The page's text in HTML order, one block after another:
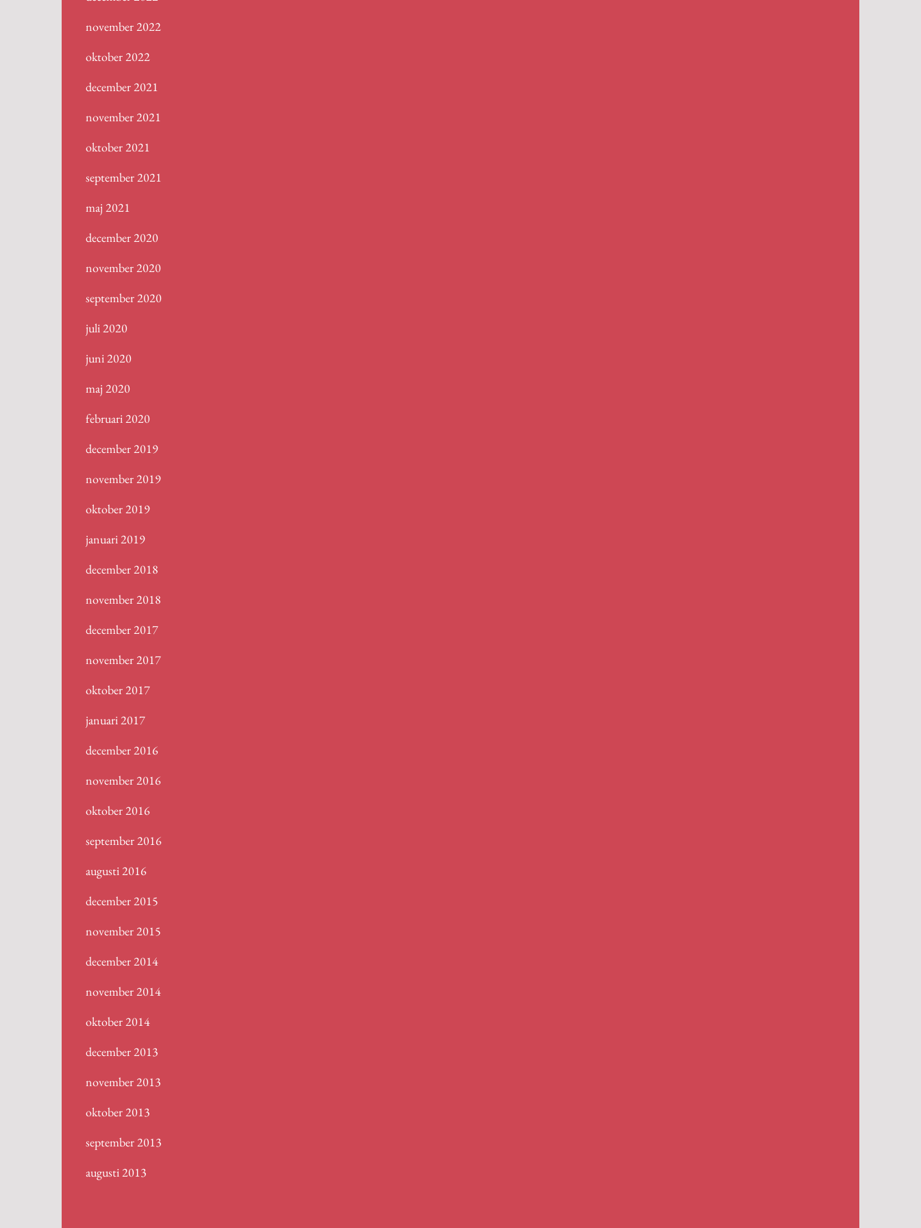
november 2022
oktober 2022
december 2021
november 2021
oktober 2021
september 2021
maj 2021
december 2020
november 2020
september 2020
juli 2020
juni 2020
maj 2020
februari 2020
december 2019
november 2019
oktober 2019
januari 2019
december 2018
november 2018
december 2017
november 2017
oktober 2017
januari 2017
december 2016
november 2016
oktober 2016
september 2016
augusti 2016
december 2015
november 2015
december 2014
november 2014
oktober 2014
december 2013
november 2013
oktober 2013
september 2013
augusti 2013